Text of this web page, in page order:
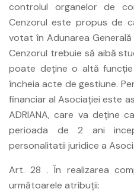
controlul organelor de
Cenzorul este propus de
votat în Adunarea
Cenzorul trebuie să aibă
poate deţine o altă
încheia acte de gestiune.
financiar al Asociaţiei este
ADRIANA, care va deţine
perioada de 2 ani
personalitatii juridice a
Art. 28 . În realizarea
următoarele atribuţii: